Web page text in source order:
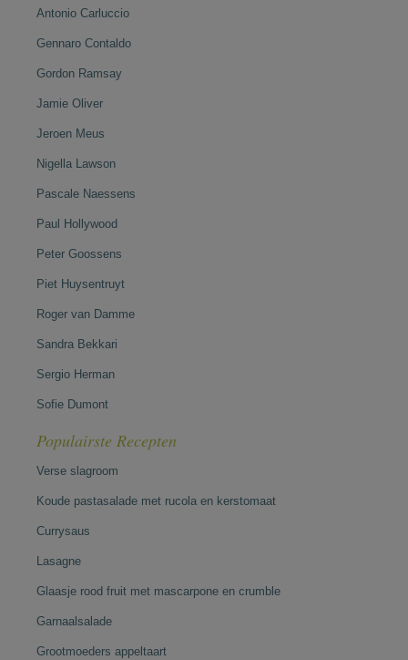
Antonio Carluccio
Gennaro Contaldo
Gordon Ramsay
Jamie Oliver
Jeroen Meus
Nigella Lawson
Pascale Naessens
Paul Hollywood
Peter Goossens
Piet Huysentruyt
Roger van Damme
Sandra Bekkari
Sergio Herman
Sofie Dumont
Populairste Recepten
Verse slagroom
Koude pastasalade met rucola en kerstomaat
Currysaus
Lasagne
Glaasje rood fruit met mascarpone en crumble
Garnaalsalade
Grootmoeders appeltaart